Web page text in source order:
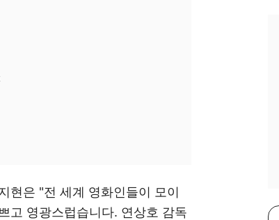
현은 "전 세계 영화인들이 모이
고 영광스럽습니다. 연상호 감독